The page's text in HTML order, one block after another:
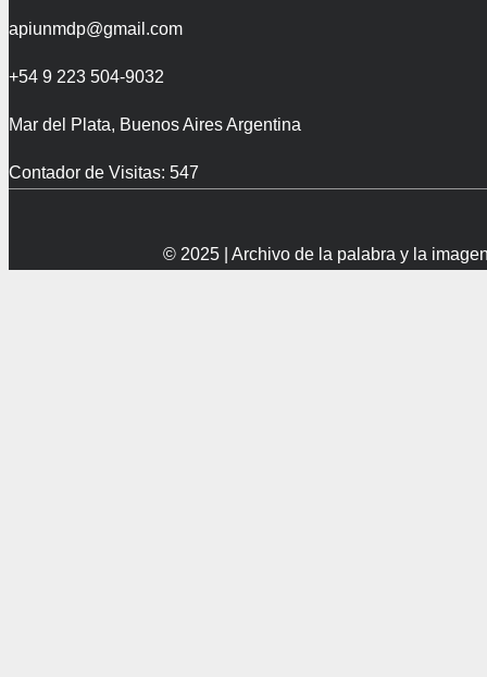
apiunmdp@gmail.com
+54 9 223 504-9032
Mar del Plata, Buenos Aires Argentina
Contador de Visitas: 547
© 2025 | Archivo de la palabra y la